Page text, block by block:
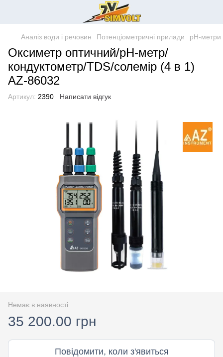
Аналіз води і речовин Потенціометричні прилади pH-метри
Оксиметр оптичний/рН-метр/
кондуктометр/TDS/солемір (4 в 1)
AZ-86032
Артикул: 2390 Написати відгук
Немає в наявності
35 200.00 грн
Повідомити, коли з'явиться